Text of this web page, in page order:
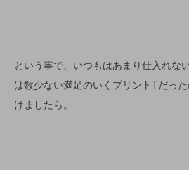
という事で、いつもはあまり仕入れな
は数少ない満足のいくプリントTだっ
けましたら。